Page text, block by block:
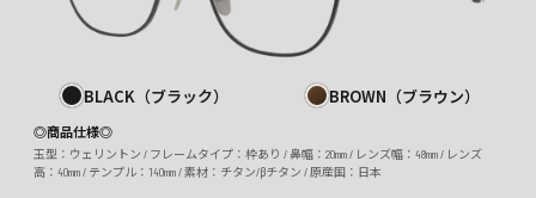
BLACK（ブラック） BROWN（ブラウン）
◎商品仕様◎
玉型：ウェリントン / フレームタイプ：枠あり / 鼻幅：20mm / レンズ幅：48mm / レンズ
高：40mm / テンプル：140mm / 素材：チタン/βチタン / 原産国：日本